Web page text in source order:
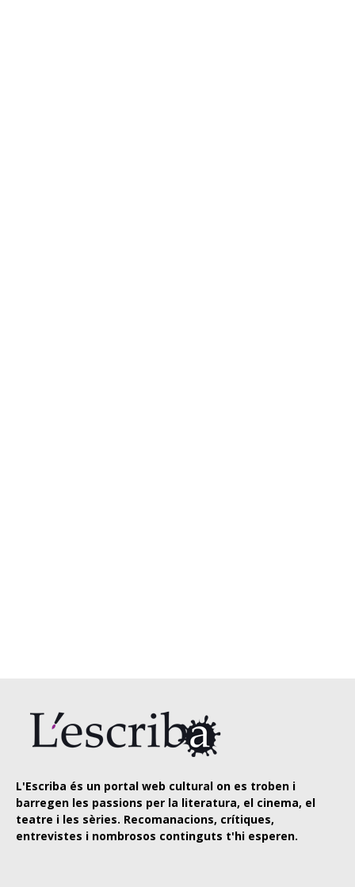
L'Escriba és un portal web cultural on es troben i
barregen les passions per la literatura, el cinema, el
teatre i les sèries. Recomanacions, crítiques,
entrevistes i nombrosos continguts t'hi esperen.